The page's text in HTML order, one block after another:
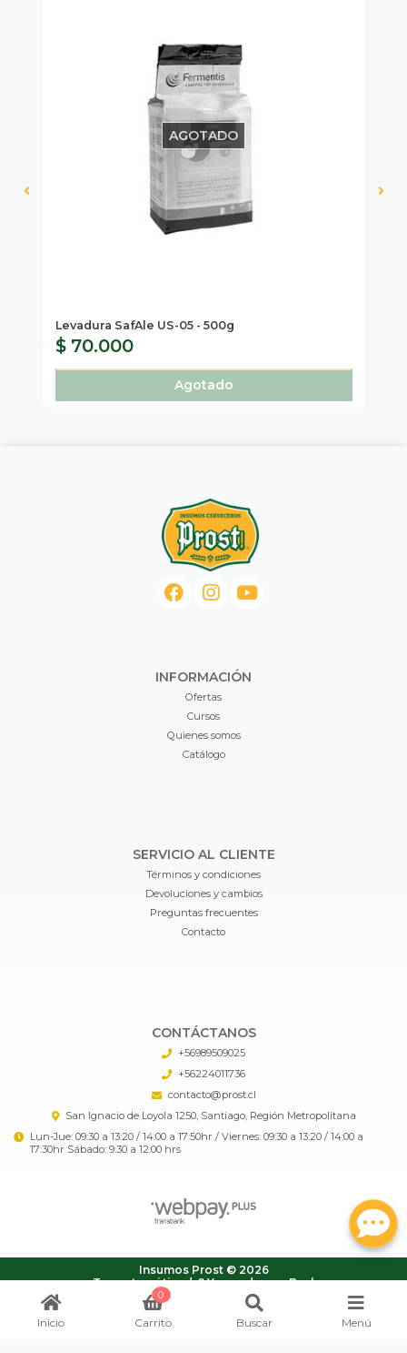
AGOTADO
Levadura SafAle US-05 - 500g
$ 70.000
Agotado
INFORMACIÓN
Ofertas
Cursos
Quienes somos
Catálogo
SERVICIO AL CLIENTE
Términos y condiciones
Devoluciones y cambios
Preguntas frecuentes
Contacto
CONTÁCTANOS
+56989509025
+56224011736
contacto@prost.cl
San Ignacio de Loyola 1250, Santiago, Región Metropolitana
Lun-Jue: 09:30 a 13:20 / 14:00 a 17:50hr / Viernes: 09:30 a 13:20 / 14:00 a
17:30hr Sábado: 9:30 a 12:00 hrs
Insumos Prost © 2026
¿Te gusta mi tienda? Yo vendo conBsale
Inicio
0
Carrito Buscar Menú